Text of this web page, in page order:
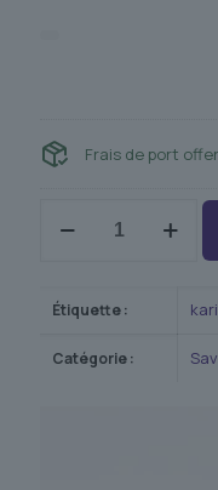
Frais de port
Marseille
parfumé
beurre
de
Étiquette :
Catégorie :